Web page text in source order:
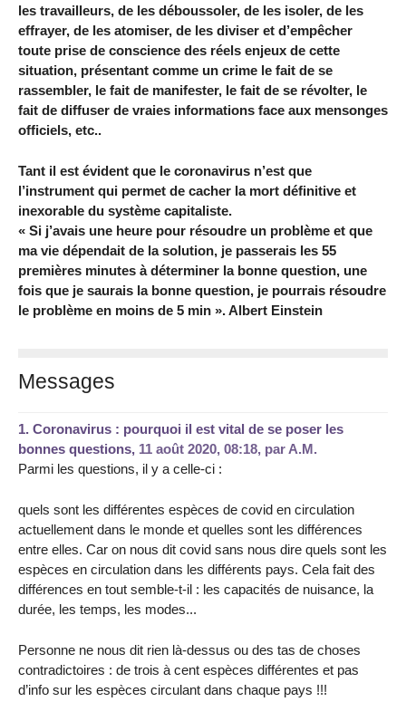
les travailleurs, de les déboussoler, de les isoler, de les
effrayer, de les atomiser, de les diviser et d’empêcher
toute prise de conscience des réels enjeux de cette
situation, présentant comme un crime le fait de se
rassembler, le fait de manifester, le fait de se révolter, le
fait de diffuser de vraies informations face aux mensonges
officiels, etc..
Tant il est évident que le coronavirus n’est que
l’instrument qui permet de cacher la mort définitive et
inexorable du système capitaliste.
« Si j’avais une heure pour résoudre un problème et que
ma vie dépendait de la solution, je passerais les 55
premières minutes à déterminer la bonne question, une
fois que je saurais la bonne question, je pourrais résoudre
le problème en moins de 5 min ». Albert Einstein
Messages
1. Coronavirus : pourquoi il est vital de se poser les
bonnes questions, 11 août 2020, 08:18, par A.M.
Parmi les questions, il y a celle-ci :
quels sont les différentes espèces de covid en circulation
actuellement dans le monde et quelles sont les différences
entre elles. Car on nous dit covid sans nous dire quels sont les
espèces en circulation dans les différents pays. Cela fait des
différences en tout semble-t-il : les capacités de nuisance, la
durée, les temps, les modes...
Personne ne nous dit rien là-dessus ou des tas de choses
contradictoires : de trois à cent espèces différentes et pas
d’info sur les espèces circulant dans chaque pays !!!